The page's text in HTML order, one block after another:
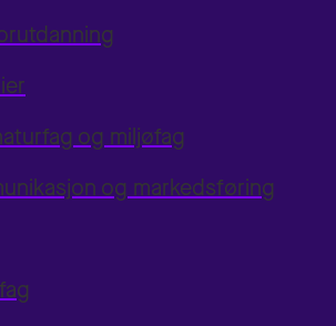
og miljøfag
og markedsføring